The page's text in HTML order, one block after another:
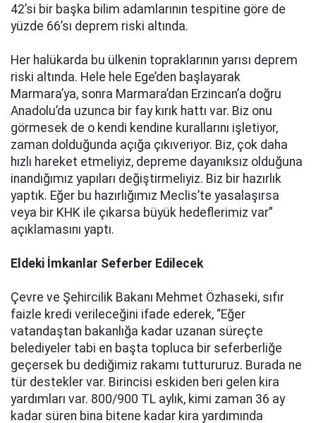
42’si bir başka bilim adamlarının tespitine göre de
yüzde 66’sı deprem riski altında.
Her halükarda bu ülkenin topraklarının yarısı deprem
riski altında. Hele hele Ege’den başlayarak
Marmara’ya, sonra Marmara’dan Erzincan’a doğru
Anadolu’da uzunca bir fay kırık hattı var. Biz onu
görmesek de o kendi kendine kurallarını işletiyor,
zaman dolduğunda açığa çıkıveriyor. Biz, çok daha
hızlı hareket etmeliyiz, depreme dayanıksız olduğuna
inandığımız yapıları değiştirmeliyiz. Biz bir hazırlık
yaptık. Eğer bu hazırlığımız Meclis’te yasalaşırsa
veya bir KHK ile çıkarsa büyük hedeflerimiz var”
açıklamasını yaptı.
Eldeki İmkanlar Seferber Edilecek
Çevre ve Şehircilik Bakanı Mehmet Özhaseki, sıfır
faizle kredi verileceğini ifade ederek, “Eğer
vatandaştan bakanlığa kadar uzanan süreçte
belediyeler tabi en başta topluca bir seferberliğe
geçersek bu dediğimiz rakamı tuttururuz. Burada ne
tür destekler var. Birincisi eskiden beri gelen kira
yardımları var. 800/900 TL aylık, kimi zaman 36 ay
kadar süren bina bitene kadar kira yardımında